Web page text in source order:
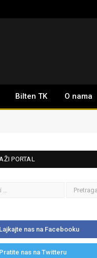
Bilten TK O nama
PORTAL
Lajkajte nas na Facebooku
Pratite nas na Twitteru